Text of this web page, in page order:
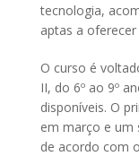
tecnologia,
aptas a
O curso é
II, do 6º ao 9º
disponíveis. O
em março e um
de acordo com